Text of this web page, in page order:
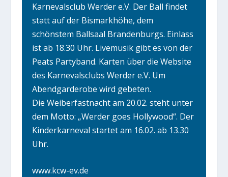
Karnevalsclub Werder e.V. Der Ball findet
statt auf der Bismarkhöhe, dem
schönstem Ballsaal Brandenburgs. Einlass
ist ab 18.30 Uhr. Livemusik gibt es von der
Peats Partyband. Karten über die Website
des Karnevalsclubs Werder e.V. Um
Abendgarderobe wird gebeten.
Die Weiberfastnacht am 20.02. steht unter
dem Motto: „Werder goes Hollywood“. Der
Kinderkarneval startet am 16.02. ab 13.30
Uhr.
www.kcw-ev.de